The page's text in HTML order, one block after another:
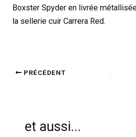
Boxster Spyder en livrée
la sellerie cuir Carrera Red.
PRÉCÉDENT
et aussi...